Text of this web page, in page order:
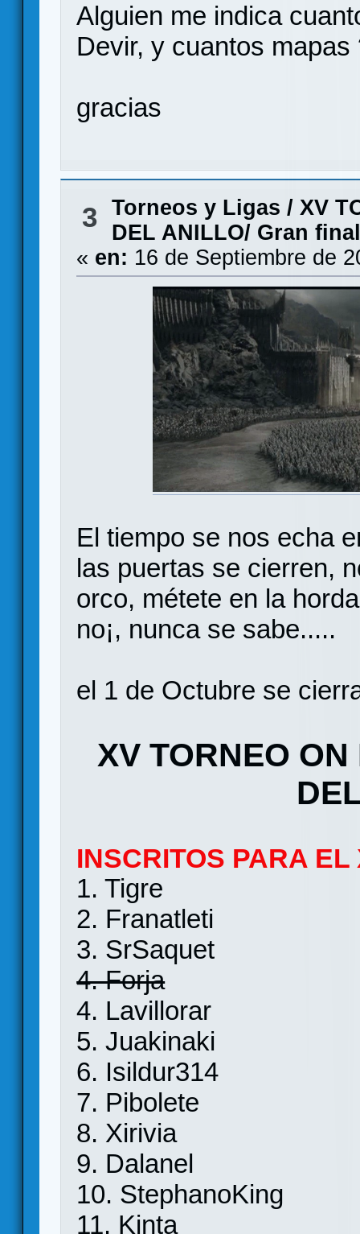
Alguien me indica
Devir, y cuantos mapas
gracias
3 Torneos y Ligas / XV
DEL ANILLO/ Gran final
« en: 16 de Septiembre de
El tiempo se nos echa
las puertas se cierren,
orco, métete en la
no¡, nunca se sabe.....
el 1 de Octubre se
XV TORNEO
INSCRITOS PARA EL
1. Tigre
2. Franatleti
3. SrSaquet
4. Forja
4. Lavillorar
5. Juakinaki
6. Isildur314
7. Pibolete
8. Xirivia
9. Dalanel
10. StephanoKing
11. Kinta